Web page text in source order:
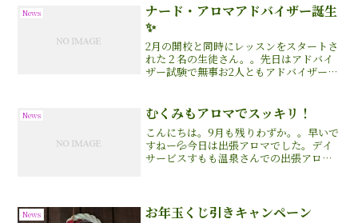
News
ナード・アロマアドバイザー誕生
✨
2月の開校と同時にレッスンをスタートさ
れた２名の生徒さん。。先日はアドバイ
ザー試験で無事お2人ともアドバイザー合
おめでとうございます！！私も嬉しいで
す(^o^)/サロ...
News むくみもアロマでスッキリ！
こんにちは。9月も残りわずか。。早いで
すねー💦今日は出張アロマでした。デイ
サービスすもも温泉さんでの出張アロマ
を楽しみされていて...
News お年玉くじ引きキャンペーン